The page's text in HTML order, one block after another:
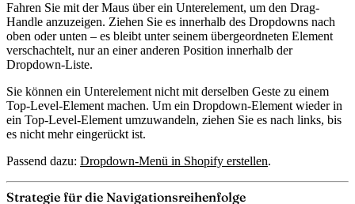
Fahren Sie mit der Maus über ein Unterelement, um den Drag-
Handle anzuzeigen. Ziehen Sie es innerhalb des Dropdowns nach
oben oder unten – es bleibt unter seinem übergeordneten Element
verschachtelt, nur an einer anderen Position innerhalb der
Dropdown-Liste.
Sie können ein Unterelement nicht mit derselben Geste zu einem
Top-Level-Element machen. Um ein Dropdown-Element wieder in
ein Top-Level-Element umzuwandeln, ziehen Sie es nach links, bis
es nicht mehr eingerückt ist.
Passend dazu: Dropdown-Menü in Shopify erstellen.
Strategie für die Navigationsreihenfolge